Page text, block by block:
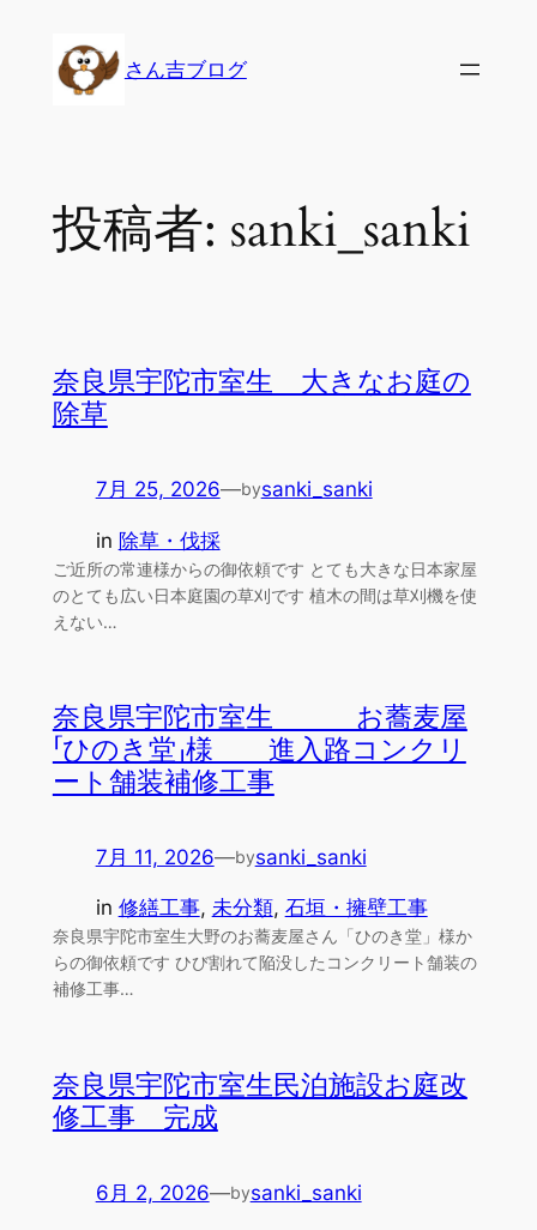
さん吉ブログ
投稿者: sanki_sanki
奈良県宇陀市室生 大きなお庭の
除草
7月 25, 2026—bysanki_sanki
in 除草・伐採
ご近所の常連様からの御依頼です とても大きな日本家屋
のとても広い日本庭園の草刈です 植木の間は草刈機を使
えない…
奈良県宇陀市室生 お蕎麦屋
「ひのき堂」様 進入路コンクリ
ート舗装補修工事
7月 11, 2026—bysanki_sanki
in 修繕工事, 未分類, 石垣・擁壁工事
奈良県宇陀市室生大野のお蕎麦屋さん「ひのき堂」様か
らの御依頼です ひび割れて陥没したコンクリート舗装の
補修工事…
奈良県宇陀市室生民泊施設お庭改
修工事 完成
6月 2, 2026—bysanki_sanki